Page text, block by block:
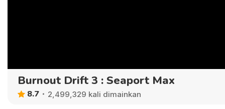
Burnout Drift 3 : Seaport Max
8.7 2,499,329 kali dimainkan